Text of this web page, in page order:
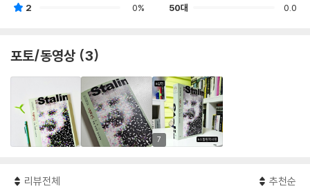
2
0%
50대
0.0
포토/동영상 (3)
7
리뷰전체 추천순